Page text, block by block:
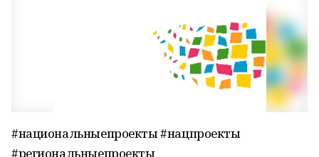
#национальныепроекты #нацпроекты
#региональныепроекты